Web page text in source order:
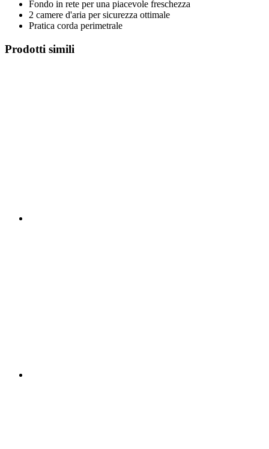
Fondo in rete per una piacevole freschezza
2 camere d'aria per sicurezza ottimale
Pratica corda perimetrale
Prodotti simili